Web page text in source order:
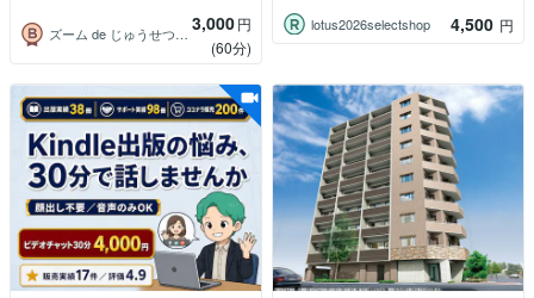
ズーム de じゅうせつ ＂leizi＂ 3,000円
(60分)
lotus2026selectshop 4,500 円